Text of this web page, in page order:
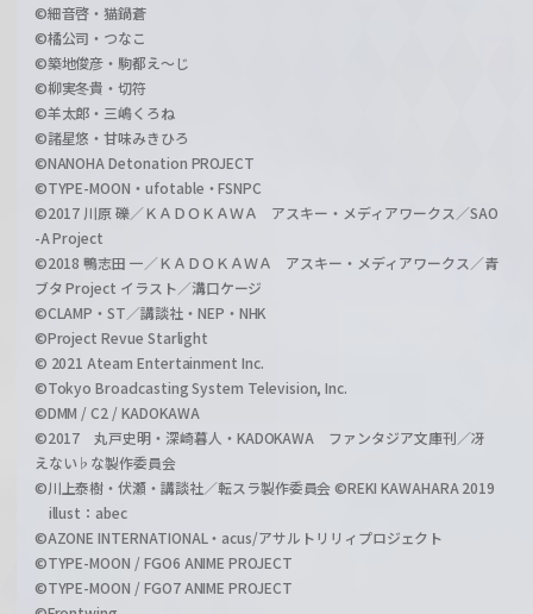
©細音啓・猫鍋蒼
©橘公司・つなこ
©築地俊彦・駒都え～じ
©柳実冬貴・切符
©羊太郎・三嶋くろね
©諸星悠・甘味みきひろ
©NANOHA Detonation PROJECT
©TYPE-MOON・ufotable・FSNPC
©2017 川原 礫／ＫＡＤＯＫＡＷＡ アスキー・メディアワークス／SAO
-A Project
©2018 鴨志田 一／ＫＡＤＯＫＡＷＡ アスキー・メディアワークス／青
ブタ Project イラスト／溝口ケージ
©CLAMP・ST／講談社・NEP・NHK
©Project Revue Starlight
© 2021 Ateam Entertainment Inc.
©Tokyo Broadcasting System Television, Inc.
©DMM / C2 / KADOKAWA
©2017 丸戸史明・深崎暮人・KADOKAWA ファンタジア文庫刊／冴
えない♭な製作委員会
©川上泰樹・伏瀬・講談社／転スラ製作委員会 ©REKI KAWAHARA 2019
illust：abec
©AZONE INTERNATIONAL・acus/アサルトリリィプロジェクト
©TYPE-MOON / FGO6 ANIME PROJECT
©TYPE-MOON / FGO7 ANIME PROJECT